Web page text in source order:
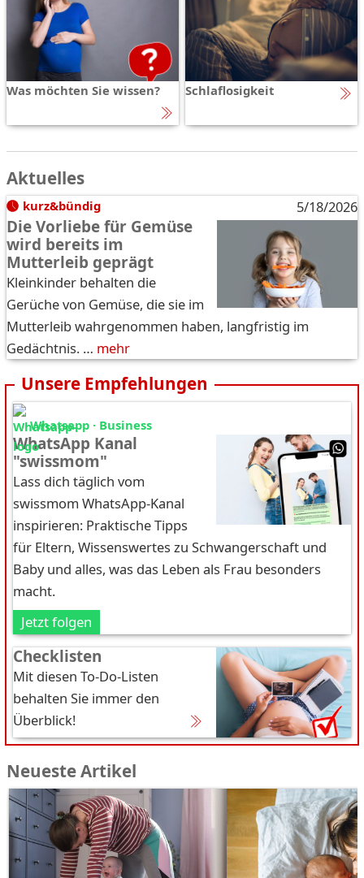
Was möchten Sie wissen? Schlaflosigkeit
Aktuelles
kurz&bündig 5/18/2026
Die Vorliebe für Gemüse
wird bereits im
Mutterleib geprägt
Kleinkinder behalten die
Gerüche von Gemüse, die sie im
Mutterleib wahrgenommen haben, langfristig im
Gedächtnis. … mehr
Unsere Empfehlungen
Whatsapp · Business
WhatsApp Kanal
"swissmom"
Lass dich täglich vom
swissmom WhatsApp-Kanal
inspirieren: Praktische Tipps
für Eltern, Wissenswertes zu Schwangerschaft und
Baby und alles, was das Leben als Frau besonders
macht.
Jetzt folgen
Checklisten
Mit diesen To-Do-Listen
behalten Sie immer den
Überblick!
Neueste Artikel